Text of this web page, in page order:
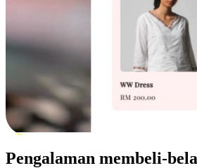
Pengalaman membeli-